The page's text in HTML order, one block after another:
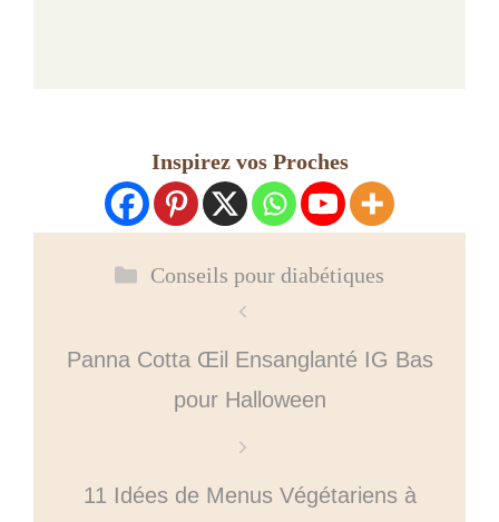
Inspirez vos Proches
Catégories
Conseils pour diabétiques
Panna Cotta Œil Ensanglanté IG Bas
pour Halloween
11 Idées de Menus Végétariens à